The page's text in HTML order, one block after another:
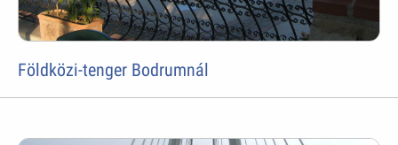
Földközi-tenger Bodrumnál